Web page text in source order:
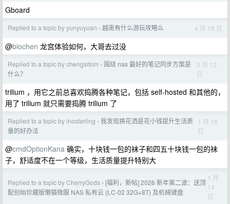
Gboard
Replied to a topic by yunyuyuan › 越南有什么游玩攻略么 4 月 19 日
@biochen 龙宫体验如何，大哥去过没
Replied to a topic by chengsitom › 围绕 nas 最好的笔记同步方案是
什么？
2 月 12
日
trilium ，用它之前总喜欢捣腾各种笔记，包括 self-hosted 和其他的，
用了 trilium 就只需要捣腾 trilium 了
Replied to a topic by inostarling › 我发现换花洒是花小钱提升生活质
量的好办法
1 月 18
日
@cmdOptionKana 确实，十块钱一包的袜子和四五十块钱一包的袜
子，舒适度不在一个等级，生活质量提升特别大
Replied to a topic by CherryGods › [福利，新帖] 2026 新年第二波：送顶
配创始珍藏版懒猫微服 NAS 私有云 (LC-02 32G+8T) 及机械键盘
1 月
14
日